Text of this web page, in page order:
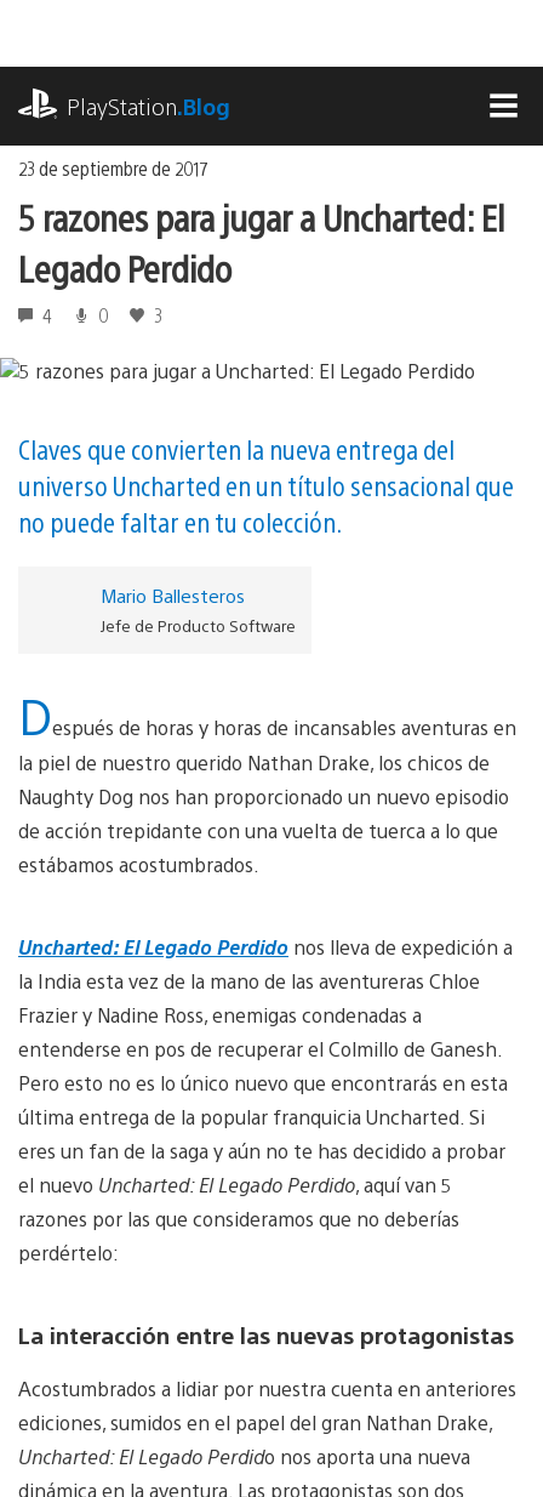
contenido
PlayStation.Blog
23 de septiembre de 2017
5 razones para jugar a Uncharted: El
Legado Perdido
4 0 3
Claves que convierten la nueva entrega del
universo Uncharted en un título sensacional que
no puede faltar en tu colección.
Mario Ballesteros
Jefe de Producto Software
Después de horas y horas de incansables aventuras en
la piel de nuestro querido Nathan Drake, los chicos de
Naughty Dog nos han proporcionado un nuevo episodio
de acción trepidante con una vuelta de tuerca a lo que
estábamos acostumbrados.
Uncharted: El Legado Perdido nos lleva de expedición a
la India esta vez de la mano de las aventureras Chloe
Frazier y Nadine Ross, enemigas condenadas a
entenderse en pos de recuperar el Colmillo de Ganesh.
Pero esto no es lo único nuevo que encontrarás en esta
última entrega de la popular franquicia Uncharted. Si
eres un fan de la saga y aún no te has decidido a probar
el nuevo Uncharted: El Legado Perdido, aquí van 5
razones por las que consideramos que no deberías
perdértelo:
La interacción entre las nuevas protagonistas
Acostumbrados a lidiar por nuestra cuenta en anteriores
ediciones, sumidos en el papel del gran Nathan Drake,
Uncharted: El Legado Perdido nos aporta una nueva
dinámica en la aventura. Las protagonistas son dos